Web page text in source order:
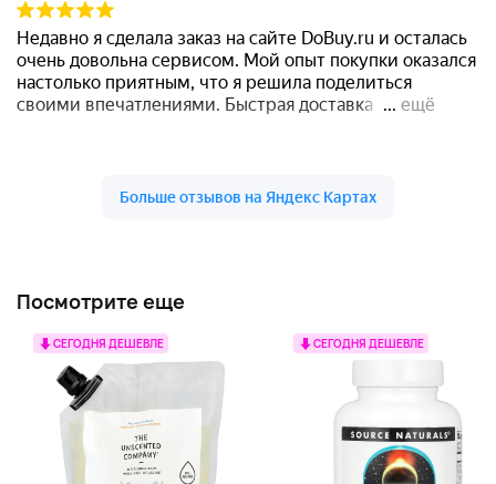
Посмотрите еще
СЕГОДНЯ ДЕШЕВЛЕ СЕГОДНЯ ДЕШЕВЛЕ